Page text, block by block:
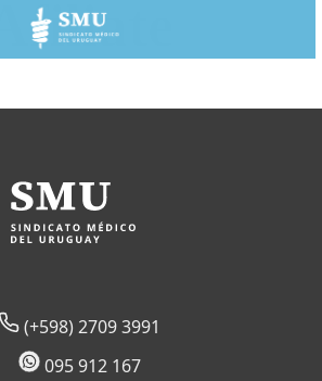
(+598) 2709 3991
095 912 167